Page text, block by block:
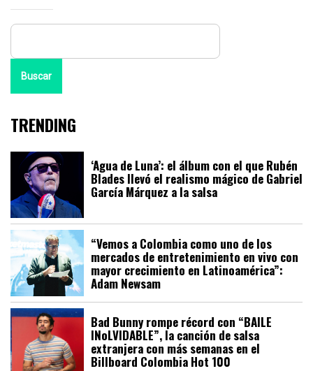
Buscar
TRENDING
‘Agua de Luna’: el álbum con el que Rubén
Blades llevó el realismo mágico de Gabriel
García Márquez a la salsa
“Vemos a Colombia como uno de los
mercados de entretenimiento en vivo con
mayor crecimiento en Latinoamérica”:
Adam Newsam
Bad Bunny rompe récord con “BAILE
INoLVIDABLE”, la canción de salsa
extranjera con más semanas en el
Billboard Colombia Hot 100